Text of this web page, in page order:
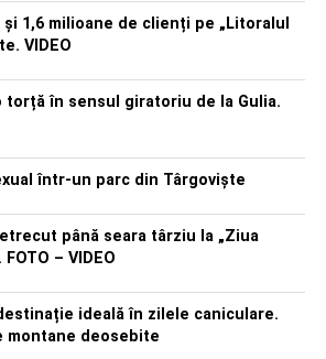
1,6 milioane de clienți pe „Litoralul
VIDEO
torță în sensul giratoriu de la Gulia.
într-un parc din Târgoviște
până seara târziu la „Ziua
– VIDEO
ideală în zilele caniculare.
montane deosebite